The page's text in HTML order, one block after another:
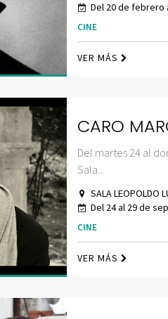
Del 20 de febrero
CINE
VER MÁS
CARO
Del martes 24 al
Sala...
SALA LEOPOLDO
Del 24 al 29 de
CINE
VER MÁS